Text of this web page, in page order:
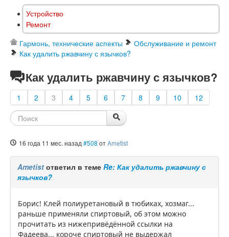
Устройство
Ремонт
Гармонь, технические аспекты
Обслуживание и ремонт
Как удалить ржавчину с язычков?
Как удалить ржавчину с язычков?
1 2 3 4 5 6 7 8 9 10 12
16 года 11 мес. назад #508 отAmetist
Ametist ответил в теме Re: Как удалить ржавчину с
язычков?
Борис! Клей полиуретановый в тюбиках, хозмаг...
раньше применяли спиртовый, об этом можно
прочитать из нижепривёдённой ссылки на
Фадеева... короче спиртовый не выдержал